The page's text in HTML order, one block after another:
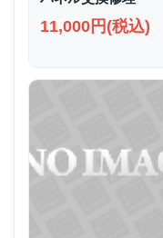
11,000円(税込)